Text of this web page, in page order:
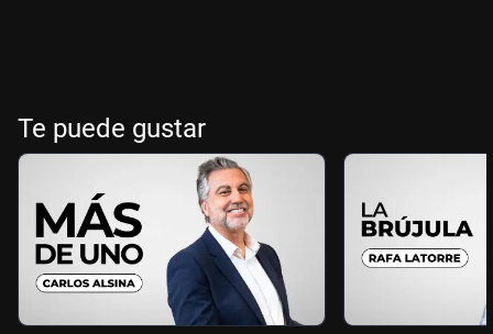
Te puede gustar